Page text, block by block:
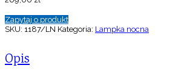
Zapytaj o produkt
SKU: 1187/LN Kategoria: Lampka nocna
Opis